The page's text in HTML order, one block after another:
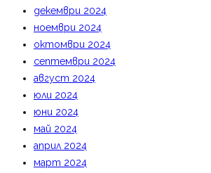
декември 2024
ноември 2024
октомври 2024
септември 2024
август 2024
юли 2024
юни 2024
май 2024
април 2024
март 2024